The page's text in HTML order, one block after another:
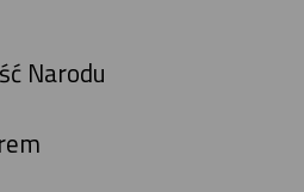
Narodu